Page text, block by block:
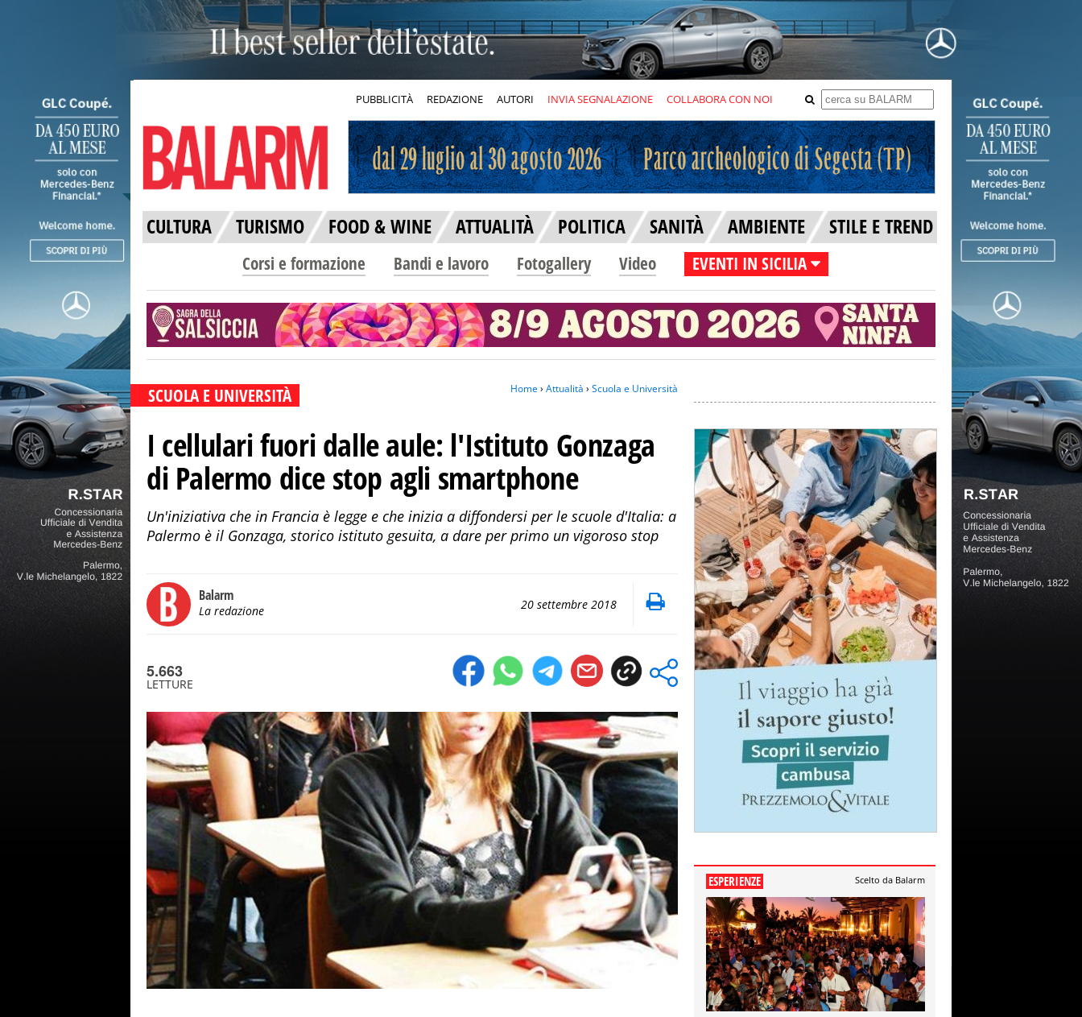
PUBBLICITÀ REDAZIONE AUTORI INVIA SEGNALAZIONE COLLABORA CON NOI
CULTURA TURISMO FOOD & WINE ATTUALITÀ POLITICA SANITÀ AMBIENTE STILE E TREND
Corsi e formazione Bandi e lavoro Fotogallery Video EVENTI IN SICILIA
SCUOLA E UNIVERSITÀ Home› Attualità › Scuola e Università
I cellulari fuori dalle aule: l'Istituto Gonzaga
di Palermo dice stop agli smartphone
Un'iniziativa che in Francia è legge e che inizia a diffondersi per le scuole d'Italia: a
Palermo è il Gonzaga, storico istituto gesuita, a dare per primo un vigoroso stop
Balarm
La redazione 20 settembre 2018
5.663
LETTURE
ESPERIENZE Scelto da Balarm